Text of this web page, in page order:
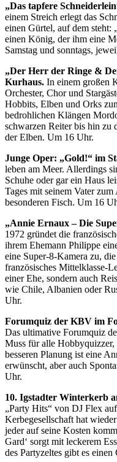
„Das tapfere
einem Streich erlegt das
einen Gürtel, auf dem steht:
einen König, der ihm eine
Samstag und sonntags,
„Der Herr der Ringe &
Kurhaus. In einem großen
Orchester, Chor und
Hobbits, Elben und Orks
bedrohlichen Klängen
schwarzen Reiter bis hin zu
der Elben. Um 16 Uhr.
Junge Oper: „Gold!“ im
leben am Meer. Allerdings
Schuhe oder gar ein Haus
Tages mit seinem Vater
besonderen Fisch. Um 16
„Annie Ernaux – Die
1972 gründet die
ihrem Ehemann Philippe
eine Super-8-Kamera zu,
französisches Mittelklasse-
einer Ehe, sondern auch
wie Chile, Albanien oder
Uhr.
Forumquiz der KBV im
Das ultimative Forumquiz
Muss für alle
besseren Planung ist eine
erwünscht, aber auch
Uhr.
10. Igstadter Winterkerb
„Party Hits“ von DJ Flex
Kerbegesellschaft hat
jeder auf seine Kosten
Gard‘ sorgt mit leckerem
des Partyzeltes gibt es